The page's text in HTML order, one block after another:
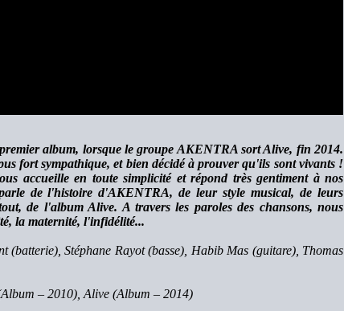
album, lorsque le groupe AKENTRA sort Alive, fin 2014.
fort sympathique, et bien décidé à prouver qu'ils sont vivants !
accueille en toute simplicité et répond très gentiment à nos
de l'histoire d'AKENTRA, de leur style musical, de leurs
de l'album Alive. A travers les paroles des chansons, nous
la maternité, l'infidélité...
(batterie), Stéphane Rayot (basse), Habib Mas (guitare), Thomas
– 2010), Alive (Album – 2014)